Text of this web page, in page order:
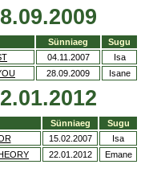
Sünniaeg
Sugu
04.11.2007
Isa
28.09.2009 Isane
Sünniaeg
Sugu
15.02.2007
Isa
22.01.2012 Emane